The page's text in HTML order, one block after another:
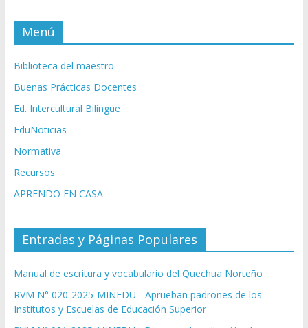
Menú
Biblioteca del maestro
Buenas Prácticas Docentes
Ed. Intercultural Bilingüe
EduNoticias
Normativa
Recursos
APRENDO EN CASA
Entradas y Páginas Populares
Manual de escritura y vocabulario del Quechua Norteño
RVM N° 020-2025-MINEDU - Aprueban padrones de los
Institutos y Escuelas de Educación Superior